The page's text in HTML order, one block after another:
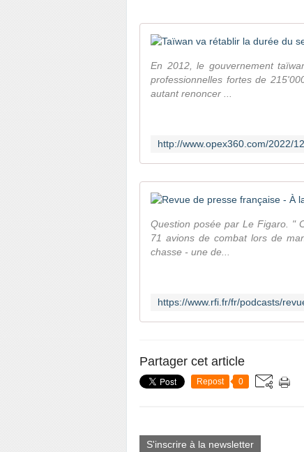
En 2012, le gouvernement
professionnelles fortes de
autant renoncer ...
Question posée par Le Figaro. "
71 avions de combat lors de
chasse - une de...
Partager cet article
Repost 0
S'inscrire à la newsletter